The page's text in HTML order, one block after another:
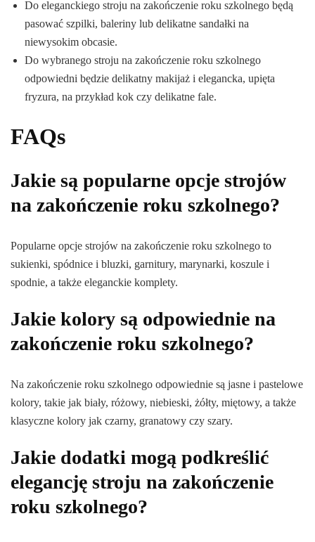
Do eleganckiego stroju na zakończenie roku szkolnego będą
pasować szpilki, baleriny lub delikatne sandałki na
niewysokim obcasie.
Do wybranego stroju na zakończenie roku szkolnego
odpowiedni będzie delikatny makijaż i elegancka, upięta
fryzura, na przykład kok czy delikatne fale.
FAQs
Jakie są popularne opcje strojów
na zakończenie roku szkolnego?
Popularne opcje strojów na zakończenie roku szkolnego to
sukienki, spódnice i bluzki, garnitury, marynarki, koszule i
spodnie, a także eleganckie komplety.
Jakie kolory są odpowiednie na
zakończenie roku szkolnego?
Na zakończenie roku szkolnego odpowiednie są jasne i pastelowe
kolory, takie jak biały, różowy, niebieski, żółty, miętowy, a także
klasyczne kolory jak czarny, granatowy czy szary.
Jakie dodatki mogą podkreślić
elegancję stroju na zakończenie
roku szkolnego?